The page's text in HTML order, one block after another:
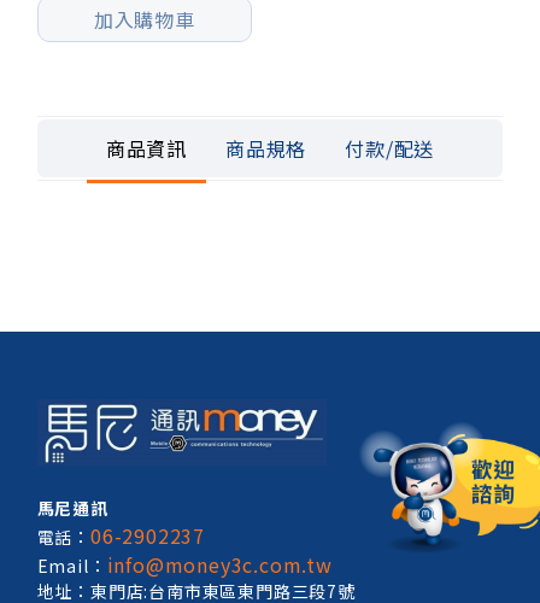
加入購物車
商品資訊 商品規格 付款/配送
馬尼通訊
電話：06-2902237
Email： info@money3c.com.tw
地址：東門店:台南市東區東門路三段7號